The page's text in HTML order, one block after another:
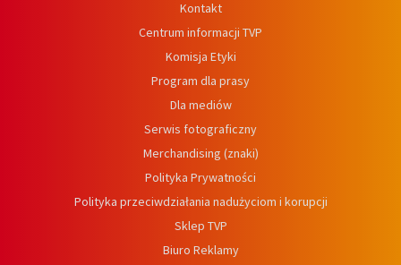
Kontakt
Centrum informacji TVP
Komisja Etyki
Program dla prasy
Dla mediów
Serwis fotograficzny
Merchandising (znaki)
Polityka Prywatności
Polityka przeciwdziałania nadużyciom i korupcji
Sklep TVP
Biuro Reklamy